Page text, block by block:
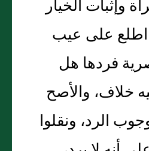
وإثبات الخيار
اطلع على عيب
فردها هل
خلاف، والأصح
الرد، ونقلوا